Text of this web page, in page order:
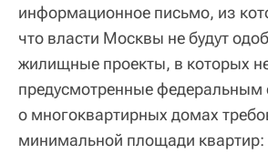
информационное письмо, из
что власти Москвы не будут
жилищные проекты, в которых
предусмотренные федеральным
о многоквартирных домах
минимальной площади квартир: